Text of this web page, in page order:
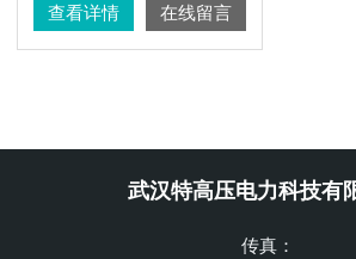
查看详情 在线留言
武汉特高压电力科技有
传真：